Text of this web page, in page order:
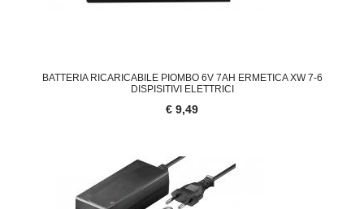
BATTERIA RICARICABILE PIOMBO 6V 7AH ERMETICA XW 7-6
DISPISITIVI ELETTRICI
€ 9,49